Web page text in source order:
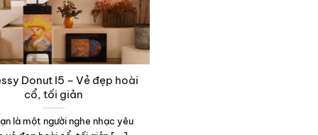
Donut I5 – Vẻ đẹp hoài
cổ, tối giản
là một người nghe nhạc yêu